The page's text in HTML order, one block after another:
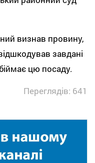
визнав провину,
завдані
цю посаду.
Переглядів: 641